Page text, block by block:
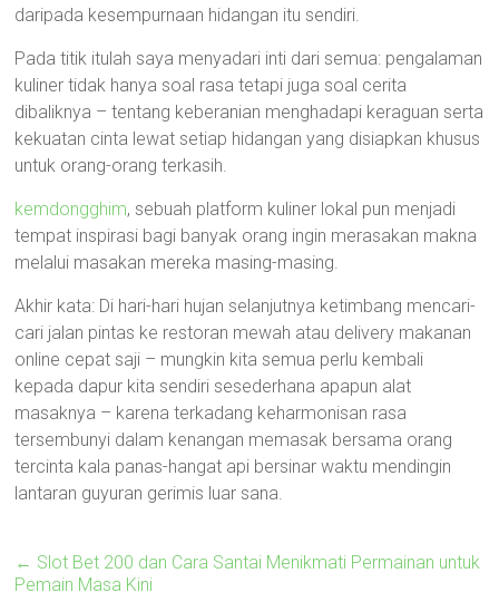
daripada kesempurnaan hidangan itu sendiri.
Pada titik itulah saya menyadari inti dari semua: pengalaman
kuliner tidak hanya soal rasa tetapi juga soal cerita
dibaliknya – tentang keberanian menghadapi keraguan serta
kekuatan cinta lewat setiap hidangan yang disiapkan khusus
untuk orang-orang terkasih.
kemdongghim, sebuah platform kuliner lokal pun menjadi
tempat inspirasi bagi banyak orang ingin merasakan makna
melalui masakan mereka masing-masing.
Akhir kata: Di hari-hari hujan selanjutnya ketimbang mencari-
cari jalan pintas ke restoran mewah atau delivery makanan
online cepat saji – mungkin kita semua perlu kembali
kepada dapur kita sendiri sesederhana apapun alat
masaknya – karena terkadang keharmonisan rasa
tersembunyi dalam kenangan memasak bersama orang
tercinta kala panas-hangat api bersinar waktu mendingin
lantaran guyuran gerimis luar sana.
← Slot Bet 200 dan Cara Santai Menikmati Permainan untuk
Pemain Masa Kini